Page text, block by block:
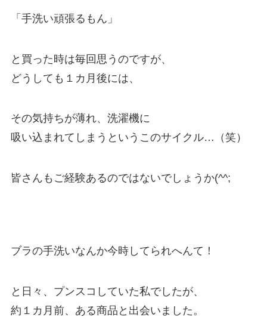
「手洗い頑張るもん」
と買った時は毎回思うのですが、
どうしても１カ月後には、
その気持ちが薄れ、洗濯機に
吸い込まれてしまうというこのサイクル…（笑）
皆さんもご経験あるのではないでしょうか(^^;
ブラの手洗いなんか今時してられへんて！
と日々、プンスコしていた私でしたが、
約１カ月前、ある商品と出会いました。